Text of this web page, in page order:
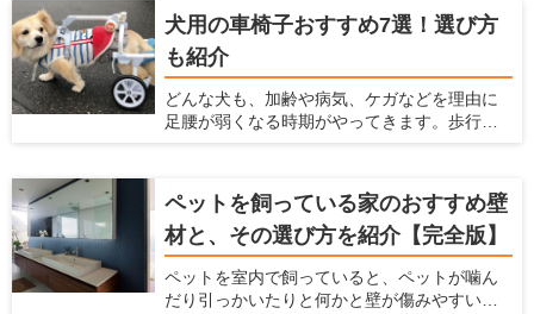
性やコストパフォーマンスに期待大です！
のフードを吐き出したり、むせたりしてしま
います。 そのようなときは、犬にとって食べ
やすい姿勢が保てるご飯台を検討してみま
しょう。老犬や気管の弱い犬のサポートにも
役立ちます。 この記事では、ご飯台を使うメ
リットと選び方、おすすめのアイテムを7つ紹
犬用の車椅子おすすめ7選！選び方
も紹介
どんな犬も、加齢や病気、ケガなどを理由に
足腰が弱くなる時期がやってきます。歩行が
さんにとって、少しの距離でも一緒に歩ける
時間は貴重です。たとえ体が不自由であって
も、犬用車椅子があれば愛犬の意思で行きた
い場所に移動できます。 寝たきりを予防する
ために、体力づくりの一環として犬用車椅子
を利用するのも一つの方法です。この記事で
ペットを飼っている家のおすすめ壁
材と、その選び方を紹介【完全版】
ペットを室内で飼っていると、ペットが噛ん
だり引っかいたりと何かと壁が傷みやすいで